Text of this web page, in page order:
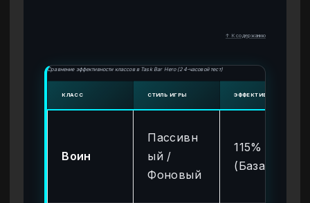
↑ К содержанию
Сравнение эффективности классов в Task Bar Hero (24-часовой тест)
КЛАСС СТИЛЬ ИГРЫ ЭФФЕКТИВНОСТЬ
Воин
Пассивн
ый /
Фоновый
115%
(База)